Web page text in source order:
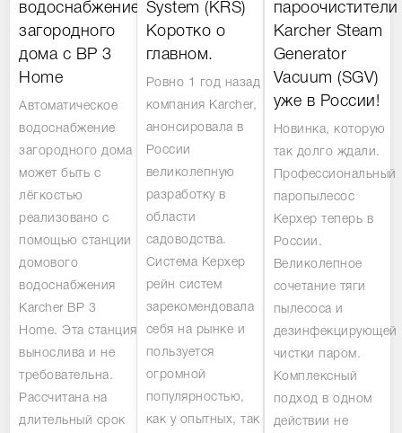
водоснабжение
загородного
дома с BP 3
Home
Автоматическое
водоснабжение
загородного дома
может быть с
лёгкостью
реализовано с
помощью станции
домового
водоснабжения
Karcher BP 3
Home. Эта станция
вынослива и не
требовательна.
Рассчитана на
длительный срок
System (KRS)
Коротко о
главном.
Ровно 1 год назад
компания Karcher,
анонсировала в
России
великолепную
разработку в
области
садоводства.
Система Керхер
рейн систем
зарекомендовала
себя на рынке и
пользуется
огромной
популярностью,
как у опытных, так
пароочистители
Karcher Steam
Generator
Vacuum (SGV)
уже в России!
Новинка, которую
так долго ждали.
Профессиональный
паропылесос
Керхер теперь в
России.
Великолепное
сочетание тяги
пылесоса и
дезинфекцирующей
чистки паром.
Комплексный
подход в одном
действии не